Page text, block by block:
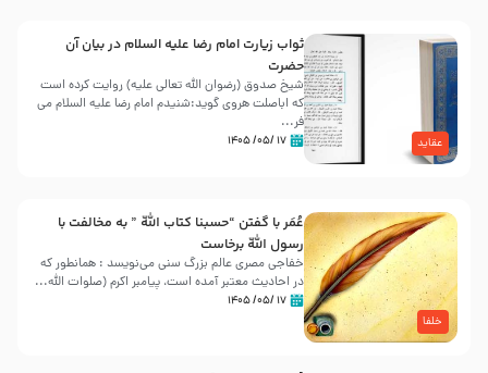
عقاید
ثواب زیارت امام رضا علیه السلام در بیان آن
حضرت
شیخ صدوق (رضوان الله تعالی علیه) روایت کرده است
که اباصلت هروی گوید:شنیدم امام رضا علیه السلام می
فر...
۱۷ /۰۵/ ۱۴۰۵
خلفا
عُمَر با گفتن “حسبنا كتاب اللّه ” به مخالفت با
رسول اللّه برخاست
خفاجی مصری عالم بزرگ سنی می‌نویسد : همانطور که
در احادیث معتبر آمده است، پیامبر اکرم (صلوات اللّه...
۱۷ /۰۵/ ۱۴۰۵